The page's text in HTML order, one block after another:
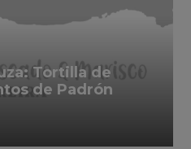
Tortilla de
de Padrón